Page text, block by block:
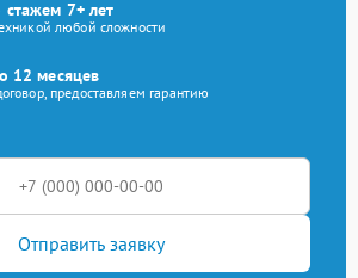
стажем 7+ лет
любой сложности
12 месяцев
предоставляем гарантию
Отправить заявку